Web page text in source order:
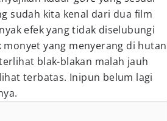
sudah kita kenal dari dua film
efek yang tidak diselubungi
yang menyerang di hutan
blak-blakan malah jauh
terbatas. Inipun belum lagi